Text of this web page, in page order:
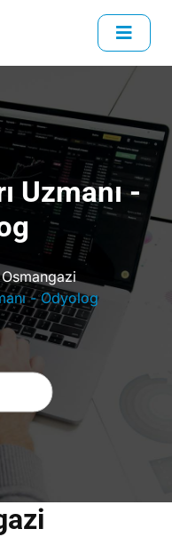
Uzmanı -
Osmangazi
- Odyolog